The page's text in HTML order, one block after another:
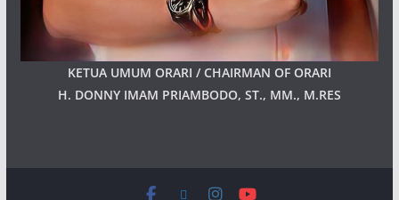
KETUA UMUM ORARI / CHAIRMAN OF ORARI
H. DONNY IMAM PRIAMBODO, ST., MM., M.RES